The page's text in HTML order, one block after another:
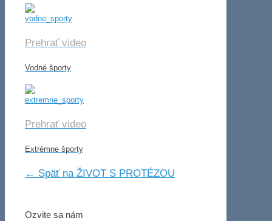
Prehrať video
Vodné športy
Prehrať video
Extrémne športy
← Späť na ŽIVOT S PROTÉZOU
Ozvite sa nám